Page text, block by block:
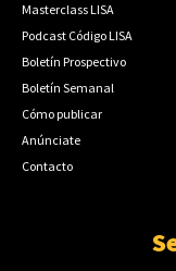
Masterclass LISA
Podcast Código LISA
Boletín Prospectivo
Boletín Semanal
Cómo publicar
Anúnciate
Contacto